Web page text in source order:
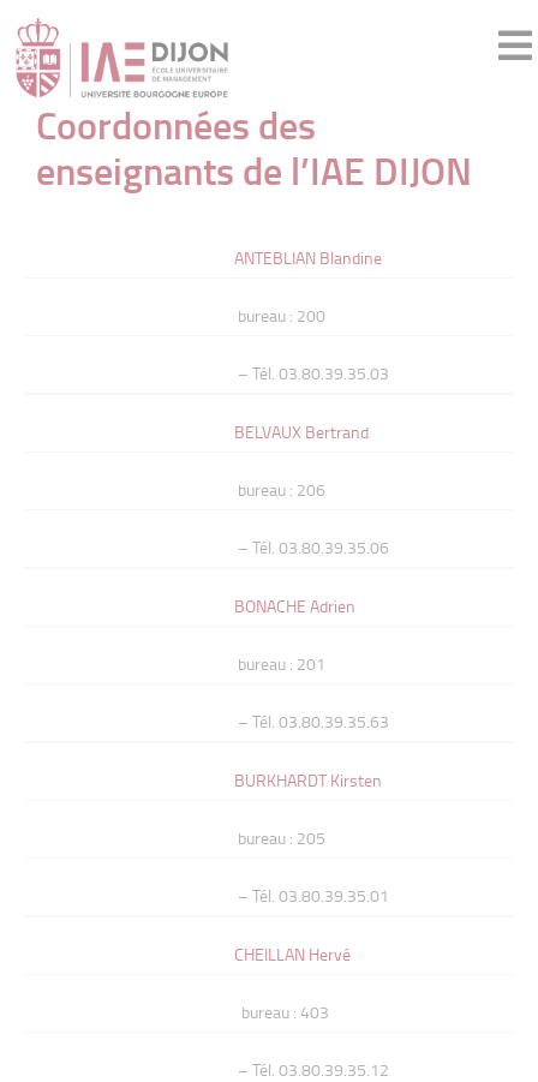
Coordonnées des
enseignants de l’IAE DIJON
ANTEBLIAN Blandine
bureau : 200
– Tél. 03.80.39.35.03
BELVAUX Bertrand
bureau : 206
– Tél. 03.80.39.35.06
BONACHE Adrien
bureau : 201
– Tél. 03.80.39.35.63
BURKHARDT Kirsten
bureau : 205
– Tél. 03.80.39.35.01
CHEILLAN Hervé
bureau : 403
– Tél. 03.80.39.35.12